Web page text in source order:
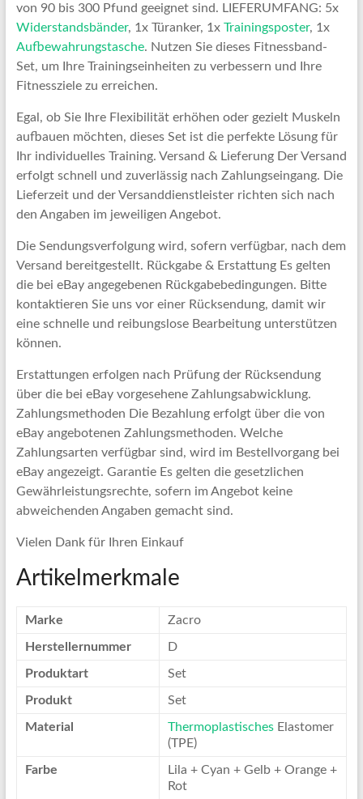
von 90 bis 300 Pfund geeignet sind. LIEFERUMFANG: 5x
Widerstandsbänder, 1x Türanker, 1x Trainingsposter, 1x
Aufbewahrungstasche. Nutzen Sie dieses Fitnessband-
Set, um Ihre Trainingseinheiten zu verbessern und Ihre
Fitnessziele zu erreichen.
Egal, ob Sie Ihre Flexibilität erhöhen oder gezielt Muskeln
aufbauen möchten, dieses Set ist die perfekte Lösung für
Ihr individuelles Training. Versand & Lieferung Der Versand
erfolgt schnell und zuverlässig nach Zahlungseingang. Die
Lieferzeit und der Versanddienstleister richten sich nach
den Angaben im jeweiligen Angebot.
Die Sendungsverfolgung wird, sofern verfügbar, nach dem
Versand bereitgestellt. Rückgabe & Erstattung Es gelten
die bei eBay angegebenen Rückgabebedingungen. Bitte
kontaktieren Sie uns vor einer Rücksendung, damit wir
eine schnelle und reibungslose Bearbeitung unterstützen
können.
Erstattungen erfolgen nach Prüfung der Rücksendung
über die bei eBay vorgesehene Zahlungsabwicklung.
Zahlungsmethoden Die Bezahlung erfolgt über die von
eBay angebotenen Zahlungsmethoden. Welche
Zahlungsarten verfügbar sind, wird im Bestellvorgang bei
eBay angezeigt. Garantie Es gelten die gesetzlichen
Gewährleistungsrechte, sofern im Angebot keine
abweichenden Angaben gemacht sind.
Vielen Dank für Ihren Einkauf
Artikelmerkmale
Marke Zacro
Herstellernummer D
Produktart Set
Produkt Set
Material ThermoplastischesElastomer
(TPE)
Farbe
Lila + Cyan + Gelb + Orange +
Rot